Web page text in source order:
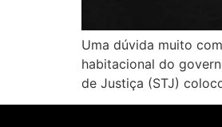
Uma dúvida muito
habitacional do
de Justiça (STJ)